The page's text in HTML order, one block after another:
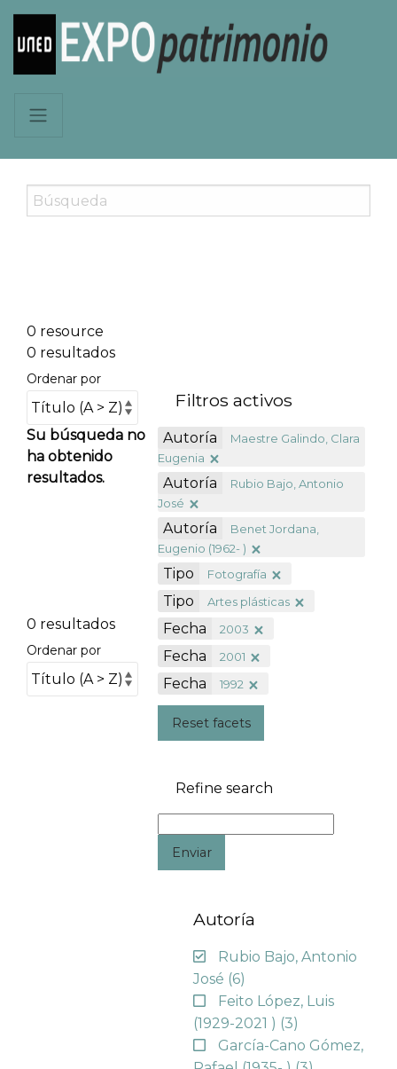
0 resource
0 resultados
Ordenar por
Su búsqueda no
ha obtenido
resultados.
0 resultados
Ordenar por
Filtros activos
Autoría
Maestre Galindo, Clara
Eugenia
Autoría
Rubio Bajo, Antonio
José
Autoría
Benet Jordana,
Eugenio (1962- )
Tipo Fotografía
Tipo Artes plásticas
Fecha 2003
Fecha 2001
Fecha 1992
Reset facets
Refine search
Enviar
Autoría
Rubio Bajo, Antonio
José (6)
Feito López, Luis
(1929-2021 ) (3)
García-Cano Gómez,